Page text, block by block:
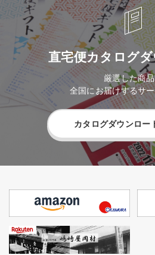
直宅便カタログ
厳選した商
全国にお届けするサ
カタログダウンロー